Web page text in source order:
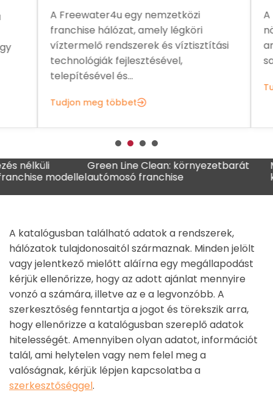
A Freewater4u egy nemzetközi
franchise hálózat, amely légköri
víztermelő rendszerek és víztisztítási
technológiák fejlesztésével,
telepítésével és...
Tudjon meg többet
A
modellel
Green Line Clean: környezetbarát
autómosó franchise
MADO
A katalógusban található adatok a rendszerek,
hálózatok tulajdonosaitól származnak. Minden jelölt
vagy jelentkező mielőtt aláírna egy megállapodást
kérjük ellenőrizze, hogy az adott ajánlat mennyire
vonzó a számára, illetve az e a legvonzóbb. A
szerkesztőség fenntartja a jogot és törekszik arra,
hogy ellenőrizze a katalógusban szereplő adatok
hitelességét. Amennyiben olyan adatot, információt
talál, ami helytelen vagy nem felel meg a
valóságnak, kérjük lépjen kapcsolatba a
szerkesztőséggel.